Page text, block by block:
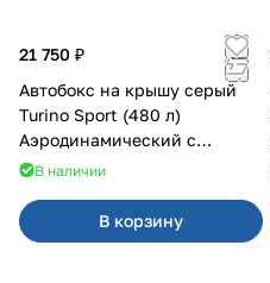
21 750 ₽
Автобокс на крышу серый
Turino Sport (480 л)
Аэродинамический с
двусторонним открыванием
В наличии
В корзину